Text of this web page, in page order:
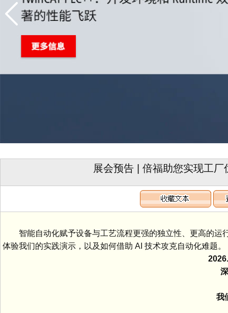
展会预告 | 倍福助您实现工
智能自动化赋予设备与工艺流程更强的独立性、更高的运
体验我们的实践演示，以及如何借助 AI 技术攻克自动化难题。
深
我们